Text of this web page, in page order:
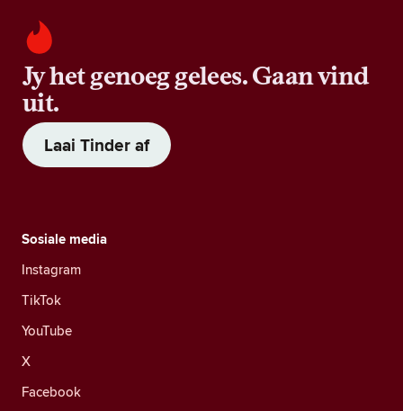
Jy het genoeg gelees. Gaan vind
uit.
Laai Tinder af
Sosiale media
Instagram
TikTok
YouTube
X
Facebook